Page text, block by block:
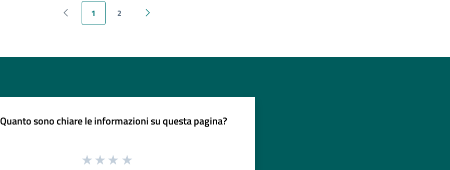
Pagina precedente
1 2
Pagina successiva
Quanto sono chiare le informazioni su questa pagina?